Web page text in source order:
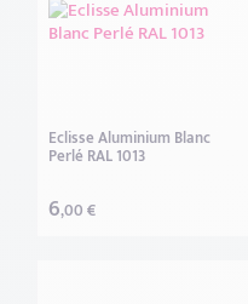
Eclisse Aluminium Blanc
Perlé RAL 1013
6,00 €